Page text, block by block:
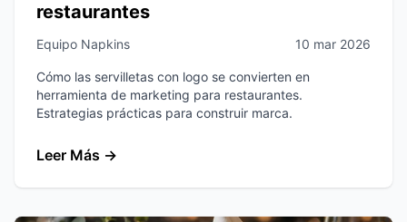
restaurantes
Equipo Napkins 10 mar 2026
Cómo las servilletas con logo se convierten en
herramienta de marketing para restaurantes.
Estrategias prácticas para construir marca.
Leer Más →